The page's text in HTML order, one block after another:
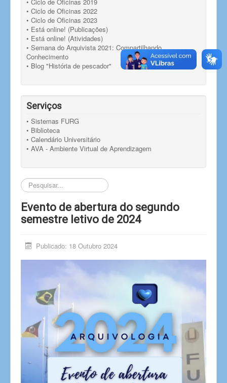
• Ciclo de Oficinas 2022
• Ciclo de Oficinas 2023
• Está online! (Publicações)
• Está online! (Atividades)
• Semana do Arquivista 2021: Compartilhando
Conhecimento
• Blog "História de pescador"
Serviços
• Sistemas FURG
• Biblioteca
• Calendário Universitário
• AVA - Ambiente Virtual de Aprendizagem
Pesquisar...
Evento de abertura do segundo
semestre letivo de 2024
Publicado: 18 Outubro 2024